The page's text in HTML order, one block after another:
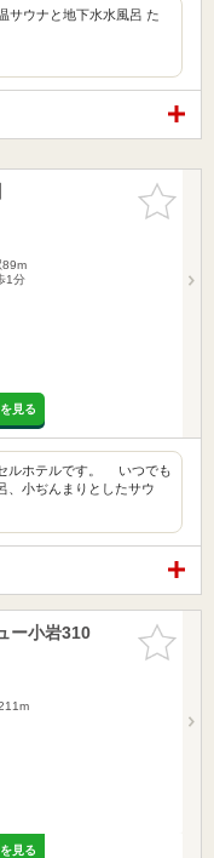
サウナと地下水水風呂 た
お気に入
りに追加
89m
1分
見る
ルホテルです。 いつでも
、小ぢんまりとしたサウ
お気に入
りに追加
ー小岩310
見る